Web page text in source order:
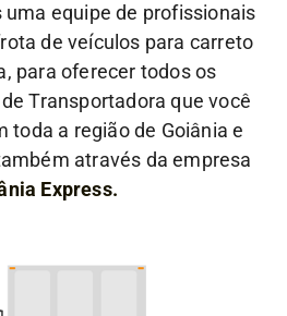
equipe de profissionais
de veículos para carreto
para oferecer todos os
Transportadora que você
toda a região de Goiânia e
através da empresa
Express.